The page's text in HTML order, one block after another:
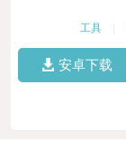
工具
安卓下载